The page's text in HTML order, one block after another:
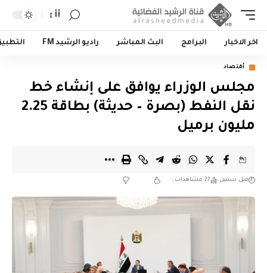
أأ
اخر الاخبار البرامج البث المباشر راديو الرشيد FM
أقتصاد
مجلس الوزراء يوافق على إنشاء خط
نقل النفط (بصرة – حديثة) بطاقة 2.25
مليون برميل
قبل سنتين 27 مشاهدات